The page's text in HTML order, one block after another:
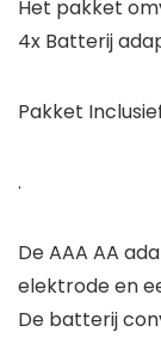
Het pakket
4x Batterij
Pakket
.
De AAA AA
elektrode en
De batterij